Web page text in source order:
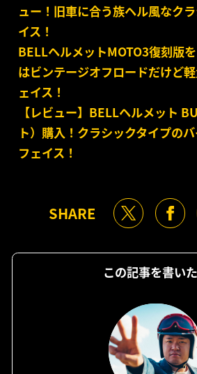
ュー！旧車に合う族ヘル風なク
イス！
BELLヘルメットMOTO3復刻版
はビンテージオフロードだけど
ェイス！
【レビュー】BELLヘルメット
ト）購入！クラシックタイプの
フェイス！
SHARE
この記事を書い